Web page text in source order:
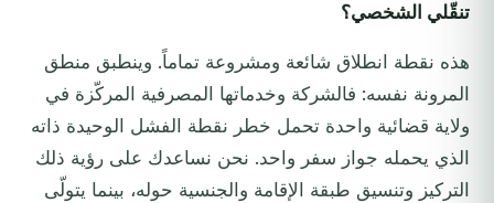
تنقّلي الشخصي؟
هذه نقطة انطلاق شائعة ومشروعة تماماً. وينطبق منطق
المرونة نفسه: فالشركة وخدماتها المصرفية المركّزة في
ولاية قضائية واحدة تحمل خطر نقطة الفشل الوحيدة ذاته
الذي يحمله جواز سفر واحد. نحن نساعدك على رؤية ذلك
التركيز وتنسيق طبقة الإقامة والجنسية حوله، بينما يتولّى